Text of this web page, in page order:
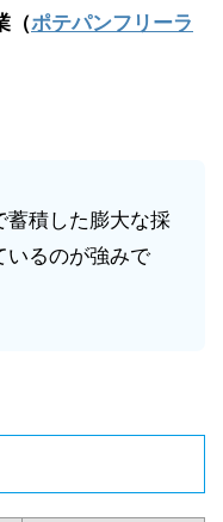
（ポテパンフリーラ
蓄積した膨大な採
いるのが強みで